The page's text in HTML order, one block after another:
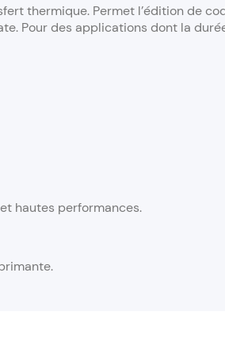
thermique. Permet l’édition de
Pour des applications dont la
hautes performances.